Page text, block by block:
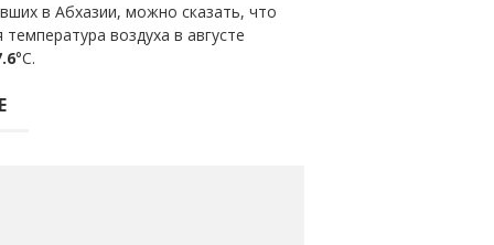
в Абхазии, можно сказать, что
воздуха в августе
°С.